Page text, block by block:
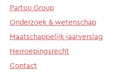
Partou Group
Onderzoek & wetenschap
Maatschappelijk jaarverslag
Herroepingsrecht
Contact